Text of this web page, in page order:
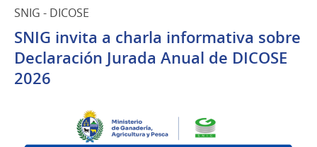
SNIG - DICOSE
SNIG invita a charla informativa sobre
Declaración Jurada Anual de DICOSE
2026